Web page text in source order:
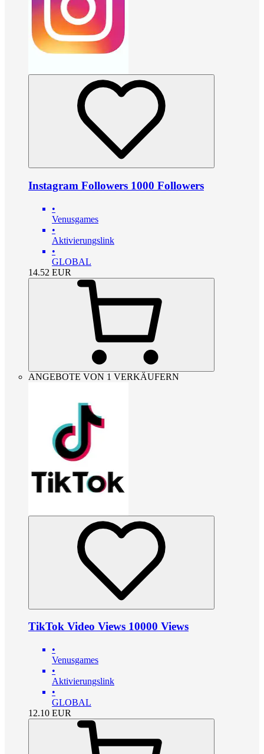
Instagram Followers 1000 Followers
•
Venusgames
•
Aktivierungslink
•
GLOBAL
14.52 EUR
ANGEBOTE VON 1 VERKÄUFERN
TikTok Video Views 10000 Views
•
Venusgames
•
Aktivierungslink
•
GLOBAL
12.10 EUR